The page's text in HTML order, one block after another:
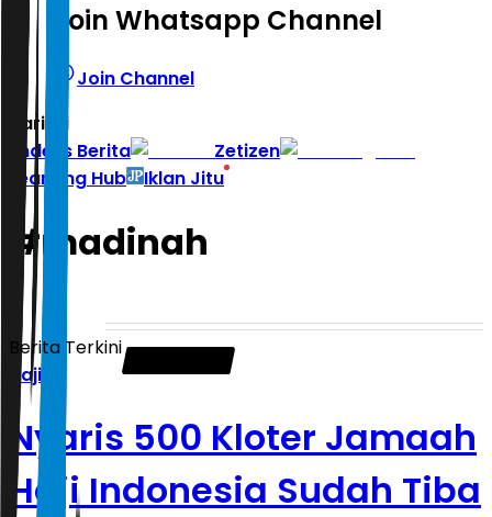
Join Whatsapp Channel
Join Channel
Hari ini
Indeks Berita
Zetizen
Learning Hub
Iklan Jitu
#madinah
Berita Terkini
Haji
Nyaris 500 Kloter Jamaah
Haji Indonesia Sudah Tiba